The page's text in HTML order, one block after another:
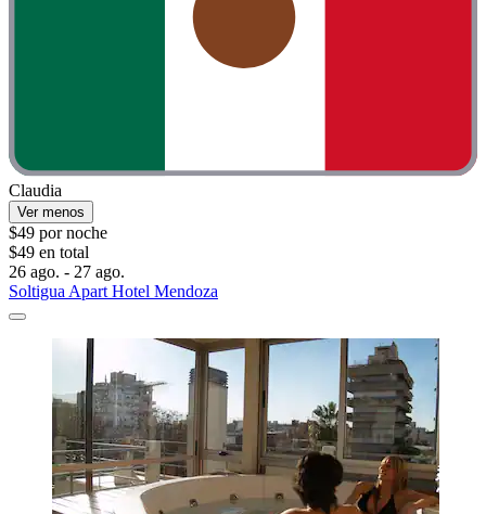
Claudia
Ver menos
$49 por noche
$49 en total
26 ago. - 27 ago.
Soltigua Apart Hotel Mendoza